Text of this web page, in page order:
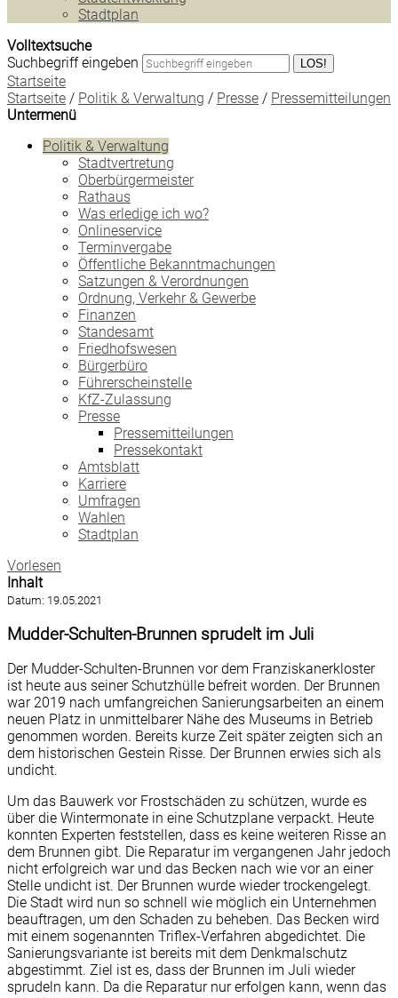
Stadtplan
Volltextsuche
Suchbegriff eingeben
LOS!
Startseite
Startseite / Politik & Verwaltung / Presse / Pressemitteilungen
Untermenü
Politik & Verwaltung
Stadtvertretung
Oberbürgermeister
Rathaus
Was erledige ich wo?
Onlineservice
Terminvergabe
Öffentliche Bekanntmachungen
Satzungen & Verordnungen
Ordnung, Verkehr & Gewerbe
Finanzen
Standesamt
Friedhofswesen
Bürgerbüro
Führerscheinstelle
KfZ-Zulassung
Presse
Pressemitteilungen
Pressekontakt
Amtsblatt
Karriere
Umfragen
Wahlen
Stadtplan
Vorlesen
Inhalt
Datum: 19.05.2021
Mudder-Schulten-Brunnen sprudelt im Juli
Der Mudder-Schulten-Brunnen vor dem Franziskanerkloster
ist heute aus seiner Schutzhülle befreit worden. Der Brunnen
war 2019 nach umfangreichen Sanierungsarbeiten an einem
neuen Platz in unmittelbarer Nähe des Museums in Betrieb
genommen worden. Bereits kurze Zeit später zeigten sich an
dem historischen Gestein Risse. Der Brunnen erwies sich als
undicht.
Um das Bauwerk vor Frostschäden zu schützen, wurde es
über die Wintermonate in eine Schutzplane verpackt. Heute
konnten Experten feststellen, dass es keine weiteren Risse an
dem Brunnen gibt. Die Reparatur im vergangenen Jahr jedoch
nicht erfolgreich war und das Becken nach wie vor an einer
Stelle undicht ist. Der Brunnen wurde wieder trockengelegt.
Die Stadt wird nun so schnell wie möglich ein Unternehmen
beauftragen, um den Schaden zu beheben. Das Becken wird
mit einem sogenannten Triflex-Verfahren abgedichtet. Die
Sanierungsvariante ist bereits mit dem Denkmalschutz
abgestimmt. Ziel ist es, dass der Brunnen im Juli wieder
sprudeln kann. Da die Reparatur nur erfolgen kann, wenn das